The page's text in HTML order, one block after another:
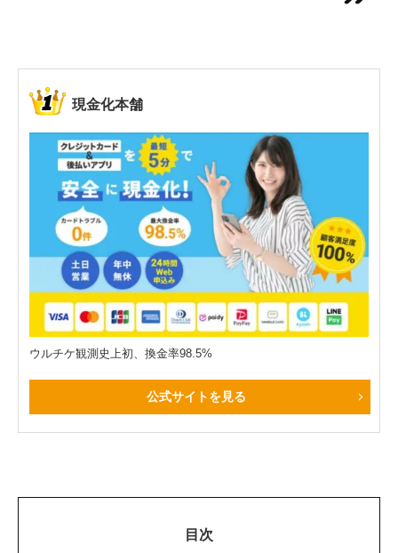
現金化本舗
ウルチケ観測史上初、換金率98.5%
公式サイトを見る
目次